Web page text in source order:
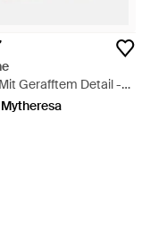
Gerafftem Detail -
Mytheresa